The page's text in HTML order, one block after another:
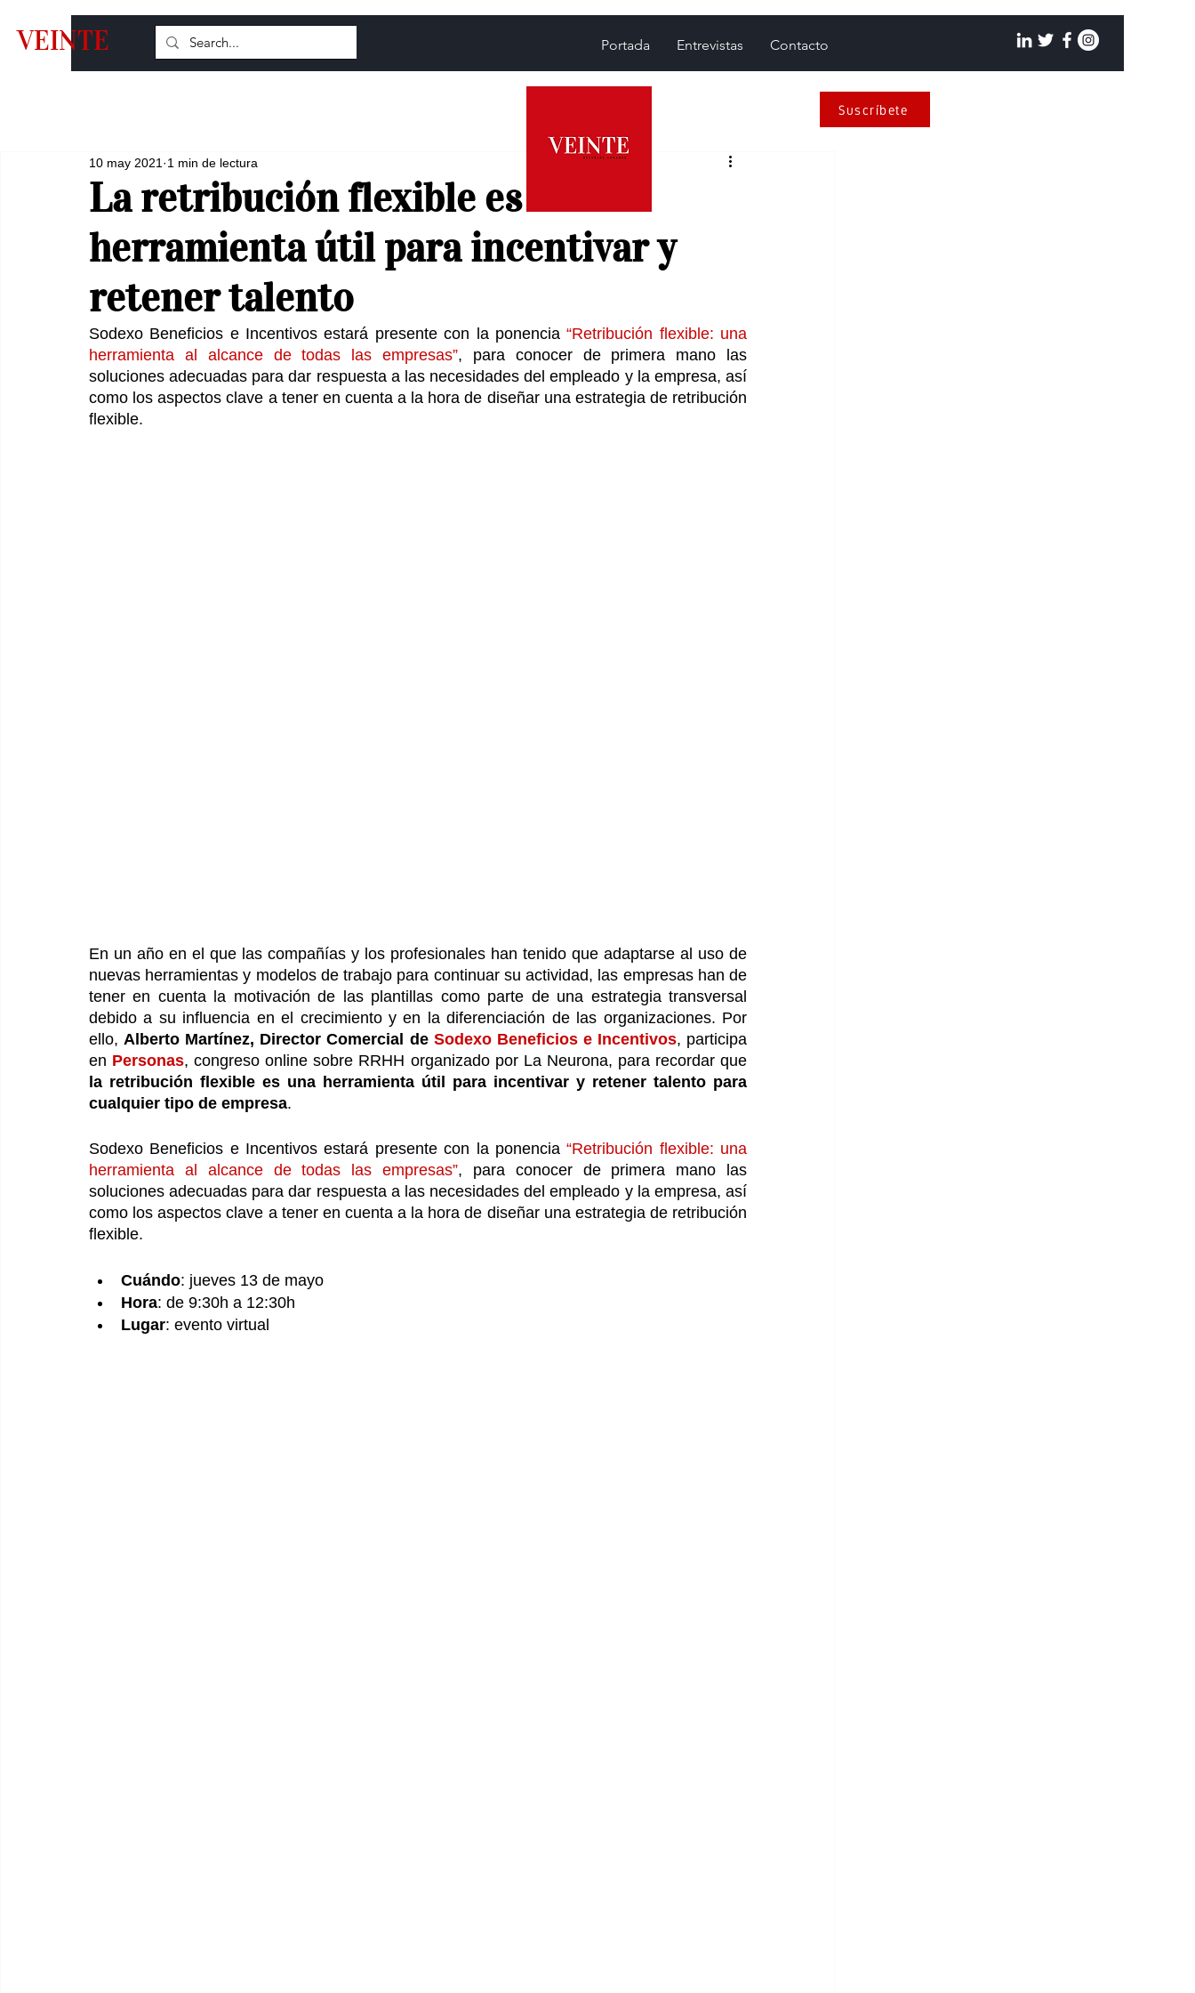
VEINTE Portada Entrevistas Contacto
La retribución flexible es una
herramienta útil para incentivar y
retener talento
10 may 2021 1 min de lectura
Sodexo Beneficios e Incentivos estará presente con la ponencia “Retribución flexible: una
herramienta al alcance de todas las empresas”, para conocer de primera mano las
soluciones adecuadas para dar respuesta a las necesidades del empleado y la empresa, así
como los aspectos clave a tener en cuenta a la hora de diseñar una estrategia de retribución
flexible.
En un año en el que las compañías y los profesionales han tenido que adaptarse al uso de
nuevas herramientas y modelos de trabajo para continuar su actividad, las empresas han de
tener en cuenta la motivación de las plantillas como parte de una estrategia transversal
debido a su influencia en el crecimiento y en la diferenciación de las organizaciones. Por
ello, Alberto Martínez, Director Comercial de Sodexo Beneficios e Incentivos, participa
en Personas
la retribución flexible es una herramienta útil para incentivar y retener talento para
cualquier tipo de empresa.
Sodexo Beneficios e Incentivos estará presente con la ponencia “Retribución flexible: una
herramienta al alcance de todas las empresas”, para conocer de primera mano las
soluciones adecuadas para dar respuesta a las necesidades del empleado y la empresa, así
como los aspectos clave a tener en cuenta a la hora de diseñar una estrategia de retribución
flexible.
Cuándo: jueves 13 de mayo
Hora: de 9:30h a 12:30h
Lugar: evento virtual
Suscríbete